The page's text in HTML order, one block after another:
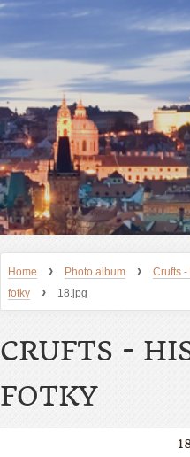
Home › Photo album › Crufts
fotky
› 18.jpg
CRUFTS -
FOTKY